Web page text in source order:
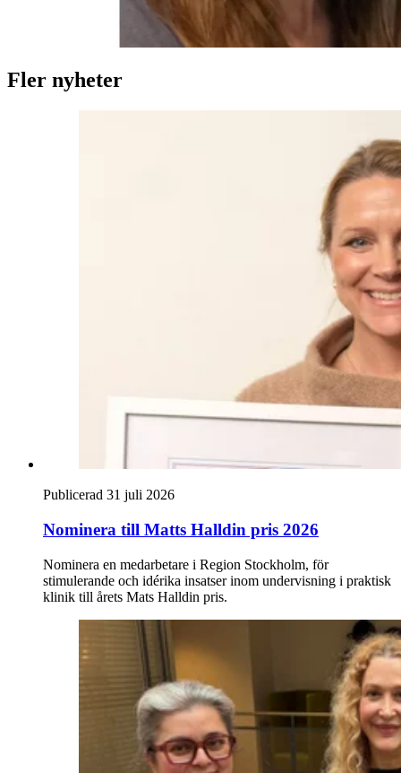
Fler nyheter
Publicerad 31 juli 2026
Nominera till Matts Halldin pris 2026
Nominera en medarbetare i Region Stockholm, för
stimulerande och idérika insatser inom undervisning i praktisk
klinik till årets Mats Halldin pris.